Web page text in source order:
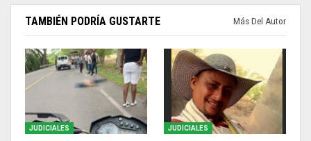
TAMBIÉN PODRÍA GUSTARTE Más Del Autor
JUDICIALES JUDICIALES